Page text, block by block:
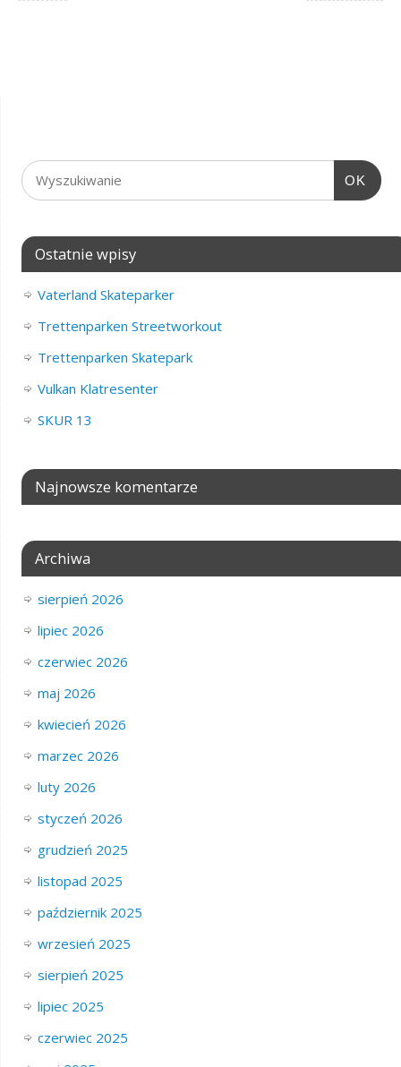
OK
Ostatnie wpisy
Vaterland Skateparker
Trettenparken Streetworkout
Trettenparken Skatepark
Vulkan Klatresenter
SKUR 13
Najnowsze komentarze
Archiwa
sierpień 2026
lipiec 2026
czerwiec 2026
maj 2026
kwiecień 2026
marzec 2026
luty 2026
styczeń 2026
grudzień 2025
listopad 2025
październik 2025
wrzesień 2025
sierpień 2025
lipiec 2025
czerwiec 2025